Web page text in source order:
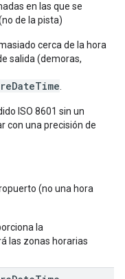
en las que se
de la pista)
cerca de la hora
salida (demoras,
ISO 8601 sin un
con una precisión de
(no una hora
la
las zonas horarias